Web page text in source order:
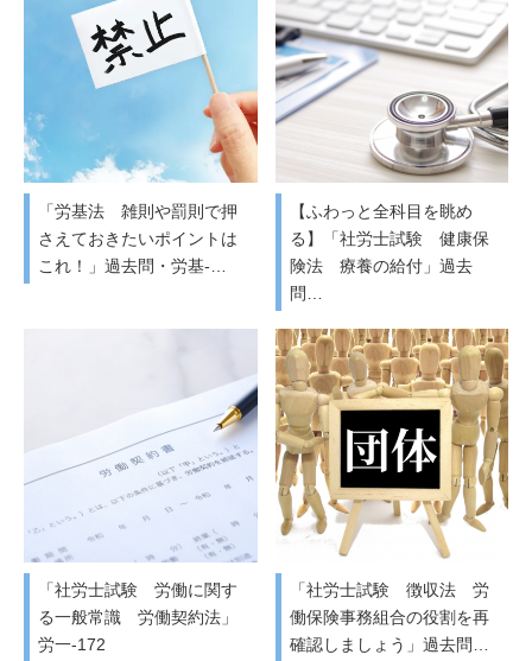
「労基法 雑則や罰則で押
さえておきたいポイントは
これ！」過去問・労基-…
【ふわっと全科目を眺め
る】「社労士試験 健康保
険法 療養の給付」過去
問…
「社労士試験 労働に関す
る一般常識 労働契約法」
労一-172
「社労士試験 徴収法 労
働保険事務組合の役割を再
確認しましょう」過去問…